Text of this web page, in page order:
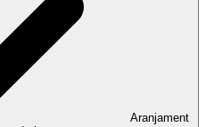
Aranjament